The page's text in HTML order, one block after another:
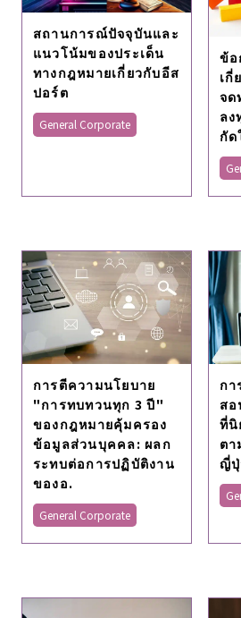
สถานการณ์ปัจจุบันและ
แนวโน้มของประเด็น
ทางกฎหมายเกี่ยวกับอีส
ปอร์ต
General Corporate
ข้อ
เกี่
จด
ลง
กั
การตีความนโยบาย
"การทบทวนทุก 3 ปี"
ของกฎหมายคุ้มครอง
ข้อมูลส่วนบุคคล: ผลก
ระทบต่อการปฏิบัติงาน
ของอ.
General Corporate
กา
ส
ที่นิ
ต
ญี่